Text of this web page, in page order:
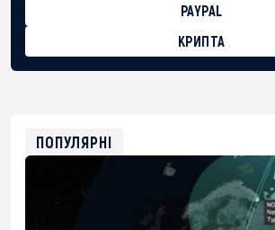
PAYPAL
КРИПТА
0xfD02863D3289416fcF50975c9DFda13623f97758
ПОПУЛЯРНІ